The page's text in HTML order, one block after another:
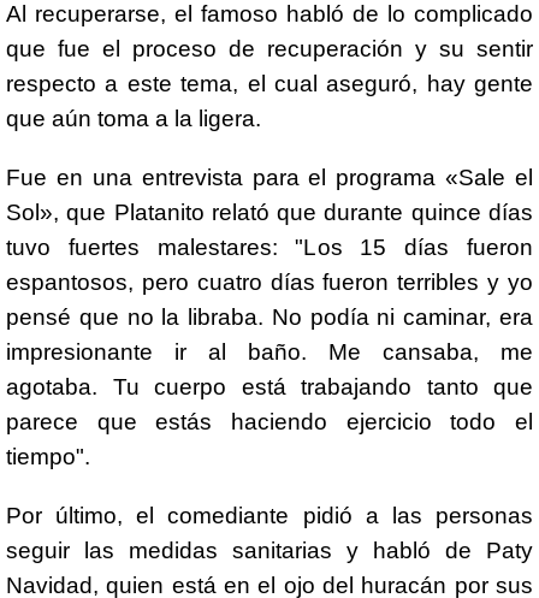
Al recuperarse, el famoso habló de lo complicado
que fue el proceso de recuperación y su sentir
respecto a este tema, el cual aseguró, hay gente
que aún toma a la ligera.
Fue en una entrevista para el programa «Sale el
Sol», que Platanito relató que durante quince días
tuvo fuertes malestares: "Los 15 días fueron
espantosos, pero cuatro días fueron terribles y yo
pensé que no la libraba. No podía ni caminar, era
impresionante ir al baño. Me cansaba, me
agotaba. Tu cuerpo está trabajando tanto que
parece que estás haciendo ejercicio todo el
tiempo".
Por último, el comediante pidió a las personas
seguir las medidas sanitarias y habló de Paty
Navidad, quien está en el ojo del huracán por sus